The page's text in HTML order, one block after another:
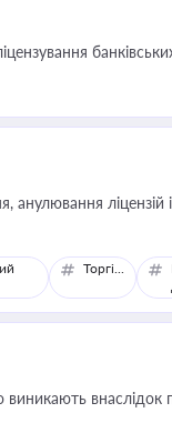
ліцензій
Торгівля
внаслідок